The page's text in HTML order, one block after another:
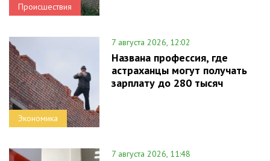
Происшествия
Экономика
7 августа 2026, 12:02
Названа профессия, где
астраханцы могут получать
зарплату до 280 тысяч
7 августа 2026, 11:48